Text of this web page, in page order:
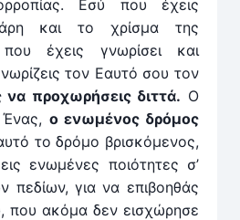
Εσύ που έχεις
και το χρίσμα της
έχεις γνωρίσει και
τον Εαυτό σου τον
να προχωρήσεις διτ­τά. Ο
ο ενωμένος δρόμος
το δρόμο βρισκόμενος,
ενωμένες ποιό­τητες σ’
πεδίων, για να επιβοηθάς
που ακόμα δεν εισ­χώ­ρησε